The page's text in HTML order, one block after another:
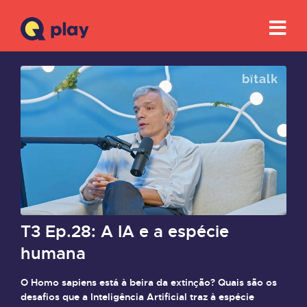
T3 Ep.28: A IA e a espécie
humana
O Homo sapiens está à beira da extinção? Quais são os
desafios que a Inteligência Artificial traz à espécie